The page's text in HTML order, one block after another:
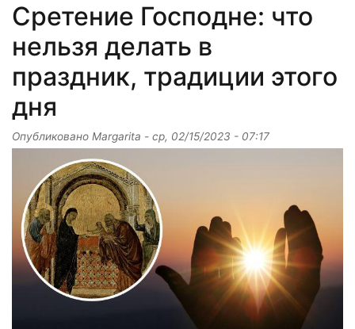
Сретение Господне: что
нельзя делать в
праздник, традиции этого
дня
Опубликовано Margarita - ср, 02/15/2023 - 07:17